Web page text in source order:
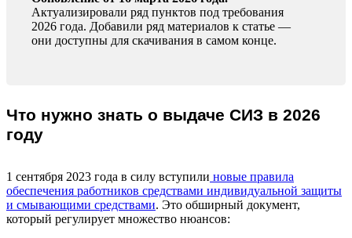
Актуализировали ряд пунктов под требования
2026 года. Добавили ряд материалов к статье —
они доступны для скачивания в самом конце.
Что нужно знать о выдаче СИЗ в 2026
году
1 сентября 2023 года в силу вступили новые правила
обеспечения работников средствами индивидуальной защиты
и смывающими средствами. Это обширный документ,
который регулирует множество нюансов: